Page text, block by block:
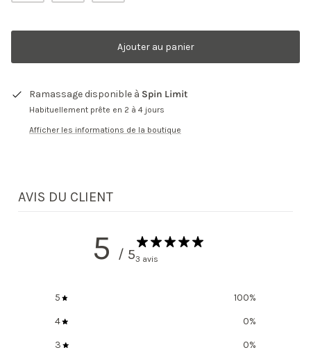
Ajouter au panier
Ramassage disponible à Spin Limit
Habituellement prête en 2 à 4 jours
Afficher les informations de la boutique
AVIS DU CLIENT
5 / 53 avis
5 100%
4
0%
3
0%